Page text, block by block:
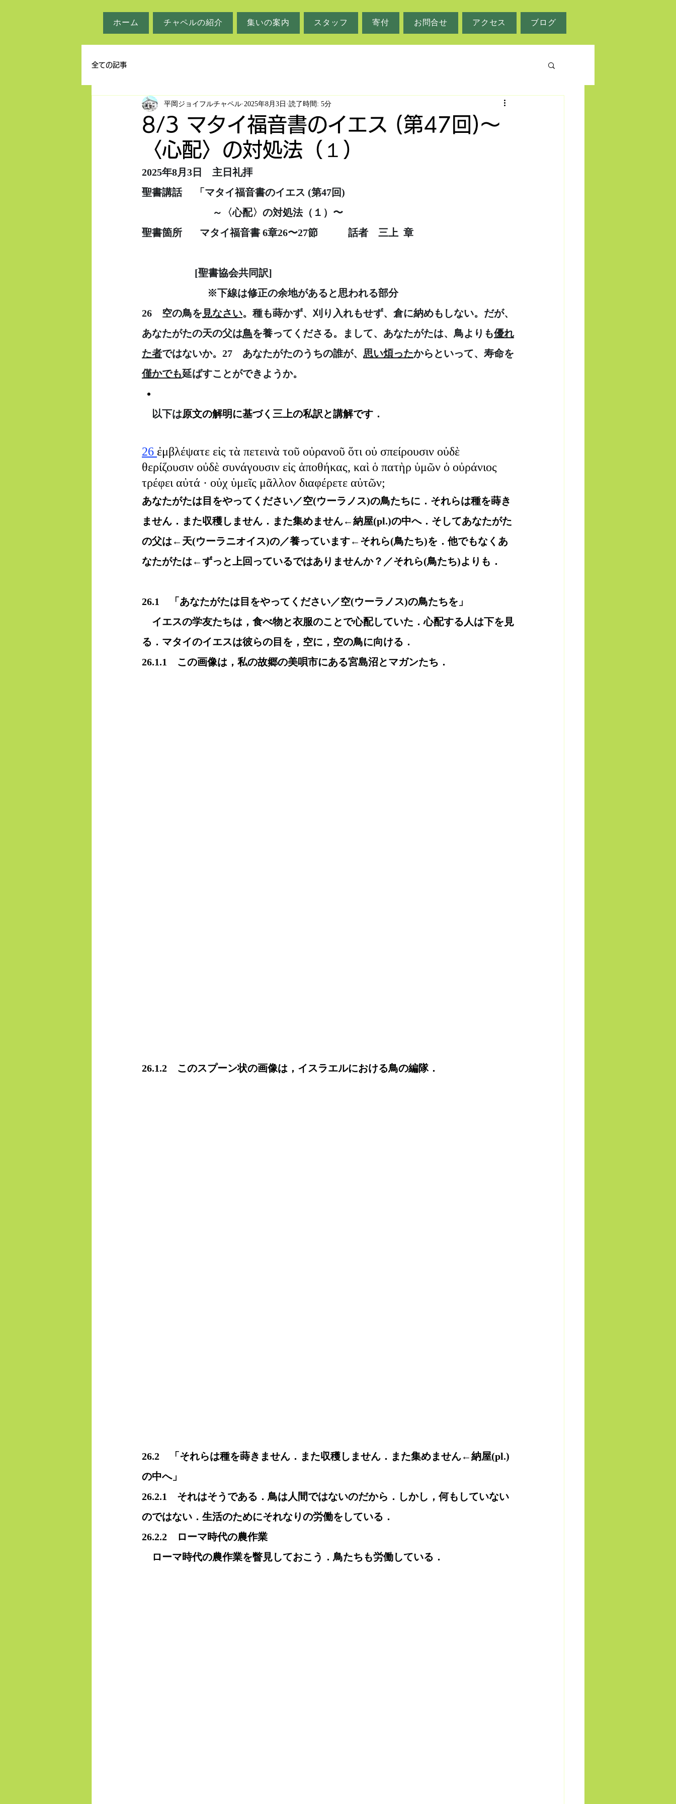
ホーム チャペルの紹介 集いの案内 スタッフ 寄付 お問合せ アクセス ブログ
全ての記事
8/3 マタイ福音書のイエス (第47回)～
〈心配〉の対処法（１）
平岡ジョイフルチャペル 2025年8月3日 読了時間: 5分
2025年8月3日　主日礼拝
聖書講話     「マタイ福音書のイエス (第47回)
～〈心配〉の対処法（１）〜
聖書箇所　   マタイ福音書 6章26〜27節　　　話者　三上  章
[聖書協会共同訳]
※下線は修正の余地があると思われる部分
26　空の鳥を 見なさい。種も蒔かず、刈り入れもせず、倉に納めもしない。だが、
あなたがたの天の父は鳥を養ってくださる。まして、あなたがたは、鳥よりも優れ
た者ではないか。27　あなたがたのうちの誰が、 思い煩ったからといって、寿命を
僅かでも延ばすことができようか。
以下は原文の解明に基づく三上の私訳と講解です．
26 ἐμβλέψατε εἰς τὰ πετεινὰ τοῦ οὐρανοῦ ὅτι οὐ σπείρουσιν οὐδὲ
θερίζουσιν οὐδὲ συνάγουσιν εἰς ἀποθήκας, καὶ ὁ πατὴρ ὑμῶν ὁ οὐράνιος
τρέφει αὐτά · οὐχ ὑμεῖς μᾶλλον διαφέρετε αὐτῶν;
あなたがたは目をやってください／空(ウーラノス)の鳥たちに．それらは種を蒔き
ません．また収穫しません．また集めません←納屋(pl.)の中へ．そしてあなたがた
の父は←天(ウーラニオイス)の／養っています←それら(鳥たち)を．他でもなくあ
なたがたは←ずっと上回っているではありませんか？／それら(鳥たち)よりも．
26.1　「あなたがたは目をやってください／空(ウーラノス)の鳥たちを」
イエスの学友たちは，食べ物と衣服のことで心配していた．心配する人は下を見
る．マタイのイエスは彼らの目を，空に，空の鳥に向ける．
26.1.1　この画像は，私の故郷の美唄市にある宮島沼とマガンたち．
26.1.2　このスプーン状の画像は，イスラエルにおける鳥の編隊．
26.2　「それらは種を蒔きません．また収穫しません．また集めません←納屋(pl.)
の中へ」
26.2.1　それはそうである．鳥は人間ではないのだから．しかし，何もしていない
のではない．生活のためにそれなりの労働をしている．
26.2.2　ローマ時代の農作業
ローマ時代の農作業を瞥見しておこう．鳥たちも労働している．